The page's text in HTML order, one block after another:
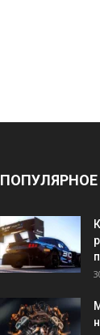
ПОПУЛЯРНОЕ